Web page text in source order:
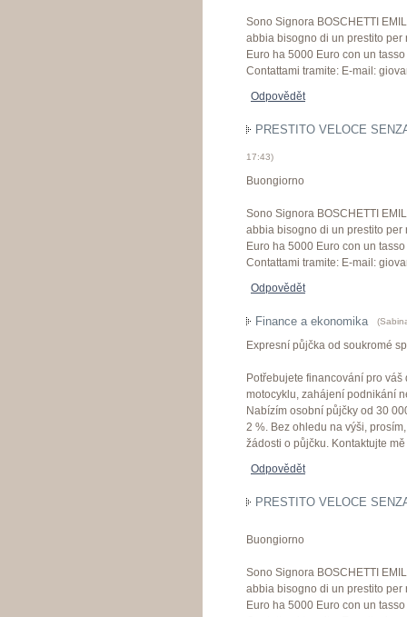
Sono Signora BOSCHETTI
abbia bisogno di un prestito per
Euro ha 5000 Euro con un
Contattami tramite: E-mail:
Odpovědět
PRESTITO VELOCE
17:43)
Buongiorno
Sono Signora BOSCHETTI
abbia bisogno di un prestito per
Euro ha 5000 Euro con un
Contattami tramite: E-mail:
Odpovědět
Finance a ekonomika (
Expresní půjčka od soukromé
Potřebujete financování pro
motocyklu, zahájení podnikání
Nabízím osobní půjčky od 30
2 %. Bez ohledu na výši,
žádosti o půjčku. Kontaktujte
Odpovědět
PRESTITO VELOCE
Buongiorno
Sono Signora BOSCHETTI
abbia bisogno di un prestito per
Euro ha 5000 Euro con un